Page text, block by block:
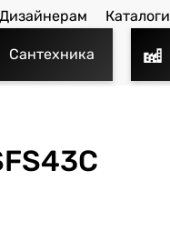
Дизайнерам Каталоги
Сантехника